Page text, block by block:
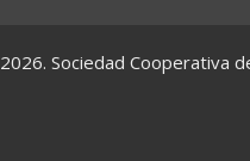
2026. Sociedad Cooperativa